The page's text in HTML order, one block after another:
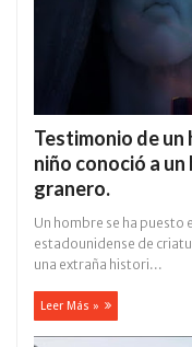
Testimonio de un
niño conoció a
granero.
Un hombre se ha
estadounidense de
una extraña histori...
Leer Más »